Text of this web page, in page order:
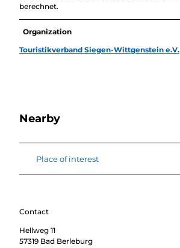
berechnet.
Organization
Touristikverband Siegen-Wittgenstein e.V.
Nearby
Place of interest
Contact
Hellweg 11
57319 Bad Berleburg